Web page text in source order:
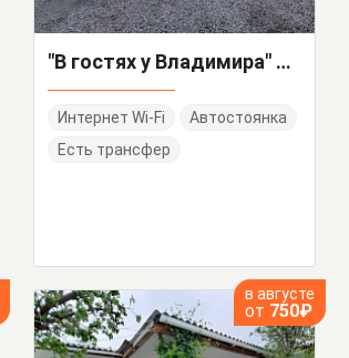
"В гостях у Владимира" частный сектор
Интернет Wi-Fi
Автостоянка
Есть трансфер
в августе
от 750₽